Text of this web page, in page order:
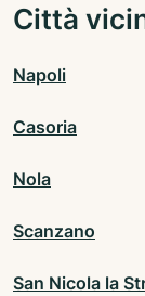
Città
Napoli
Casoria
Nola
Scanzano
San Nicola la